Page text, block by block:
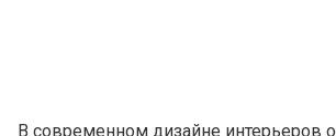
В современном дизайне интерьеров